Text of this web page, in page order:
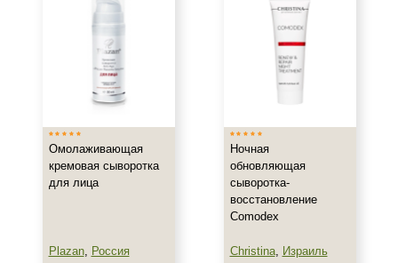
Россия
Тип товара
Гель
Омолаживающая
кремовая сыворотка
для лица
Plazan, Россия
Ночная
обновляющая
сыворотка-
восстановление
Comodex
Christina, Израиль